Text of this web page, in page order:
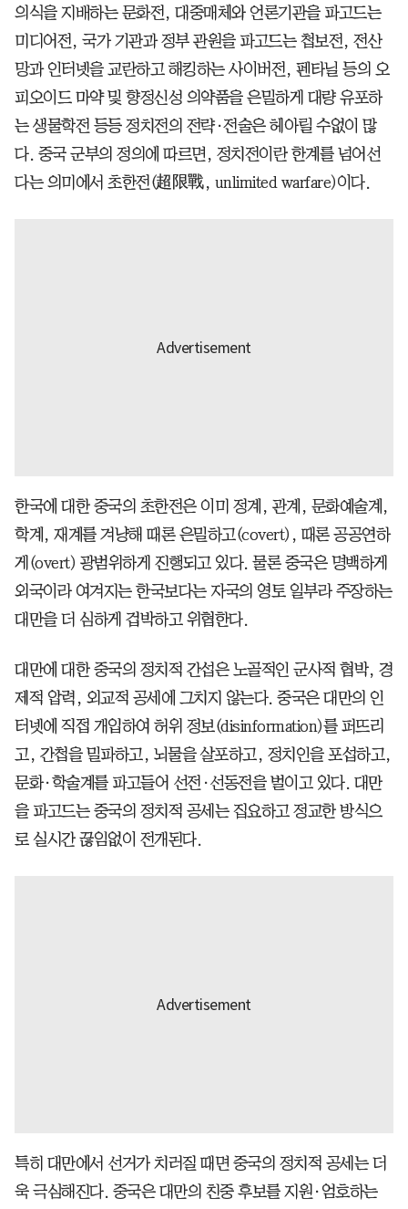
의식을 지배하는 문화전, 대중매체와 언론기관을 파고드는
미디어전, 국가 기관과 정부 관원을 파고드는 첩보전, 전산
망과 인터넷을 교란하고 해킹하는 사이버전, 펜타닐 등의 오
피오이드 마약 및 향정신성 의약품을 은밀하게 대량 유포하
는 생물학전 등등 정치전의 전략·전술은 헤아릴 수없이 많
다. 중국 군부의 정의에 따르면, 정치전이란 한계를 넘어선
다는 의미에서 초한전(超限戰, unlimited warfare)이다.
한국에 대한 중국의 초한전은 이미 정계, 관계, 문화예술계,
학계, 재계를 겨냥해 때론 은밀하고(covert), 때론 공공연하
게(overt) 광범위하게 진행되고 있다. 물론 중국은 명백하게
외국이라 여겨지는 한국보다는 자국의 영토 일부라 주장하는
대만을 더 심하게 겁박하고 위협한다.
대만에 대한 중국의 정치적 간섭은 노골적인 군사적 협박, 경
제적 압력, 외교적 공세에 그치지 않는다. 중국은 대만의 인
터넷에 직접 개입하여 허위 정보(disinformation)를 퍼뜨리
고, 간첩을 밀파하고, 뇌물을 살포하고, 정치인을 포섭하고,
문화·학술계를 파고들어 선전·선동전을 벌이고 있다. 대만
을 파고드는 중국의 정치적 공세는 집요하고 정교한 방식으
로 실시간 끊임없이 전개된다.
특히 대만에서 선거가 치러질 때면 중국의 정치적 공세는 더
욱 극심해진다. 중국은 대만의 친중 후보를 지원·엄호하는